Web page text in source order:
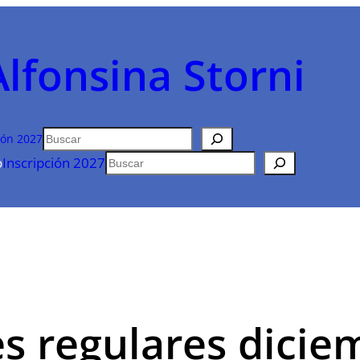
Storni
2027Buscar
Inscripción 2027 Buscar
regulares